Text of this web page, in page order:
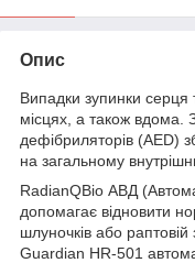
Опис
Випадки зупинки серця
місцях, а також вдома.
дефібриляторів (AED)
на загальному
RadianQBio АВД
допомагає відновити
шлуночків або
Guardian HR-501